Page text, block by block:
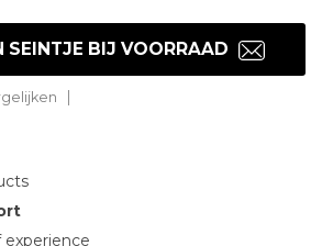
SEINTJE BIJ VOORRAAD
experience